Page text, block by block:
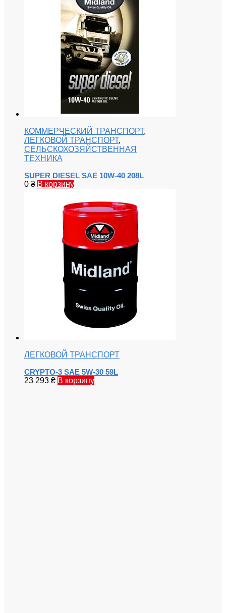
КОММЕРЧЕСКИЙ ТРАНСПОРТ,
ЛЕГКОВОЙ ТРАНСПОРТ,
СЕЛЬСКОХОЗЯЙСТВЕННАЯ
ТЕХНИКА
SUPER DIESEL SAE 10W-40 208L
0 ₴ В корзину
ЛЕГКОВОЙ ТРАНСПОРТ
CRYPTO-3 SAE 5W-30 59L
23 293 ₴ В корзину